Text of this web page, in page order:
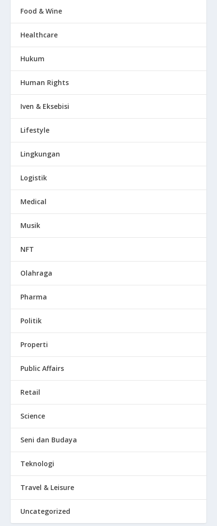
Food & Wine
Healthcare
Hukum
Human Rights
Iven & Eksebisi
Lifestyle
Lingkungan
Logistik
Medical
Musik
NFT
Olahraga
Pharma
Politik
Properti
Public Affairs
Retail
Science
Seni dan Budaya
Teknologi
Travel & Leisure
Uncategorized